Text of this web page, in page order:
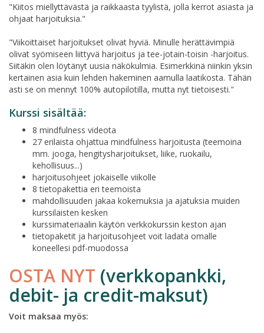
"Kiitos miellyttävästä ja raikkaasta tyylistä, jolla kerrot asiasta ja
ohjaat harjoituksia."
"Viikoittaiset harjoitukset olivat hyviä. Minulle herättävimpiä
olivat syömiseen liittyvä harjoitus ja tee-jotain-toisin -harjoitus.
Siitäkin olen löytänyt uusia näkökulmia. Esimerkkinä niinkin yksin
kertainen asia kuin lehden hakeminen aamulla laatikosta. Tähän
asti se on mennyt 100% autopilotilla, mutta nyt tietoisesti."
Kurssi sisältää:
8 mindfulness videota
27 erilaista ohjattua mindfulness harjoitusta (teemoina
mm. jooga, hengitysharjoitukset, liike, ruokailu,
kehollisuus...)
harjoitusohjeet jokaiselle viikolle
8 tietopakettia eri teemoista
mahdollisuuden jakaa kokemuksia ja ajatuksia muiden
kurssilaisten kesken
kurssimateriaalin käytön verkkokurssin keston ajan
tietopaketit ja harjoitusohjeet voit ladata omalle
koneellesi pdf-muodossa
OSTA NYT (verkkopankki,
debit- ja credit-maksut)
Voit maksaa myös: